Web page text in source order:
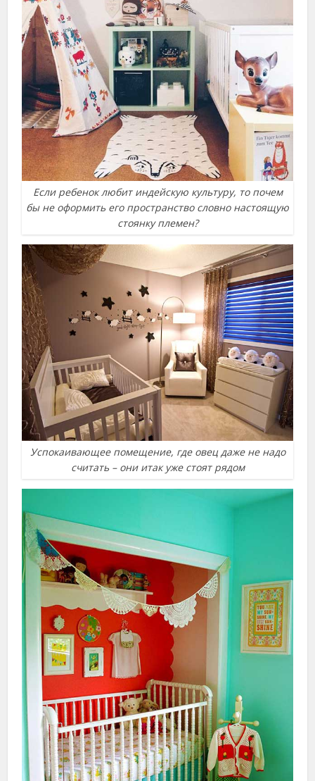
Если ребенок любит индейскую культуру, то почем
бы не оформить его пространство словно настоящую
стоянку племен?
Успокаивающее помещение, где овец даже не надо
считать – они итак уже стоят рядом